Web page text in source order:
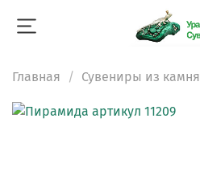
Главная Сувениры из камня